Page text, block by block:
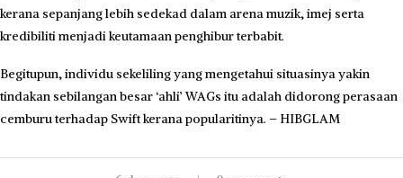
kerana sepanjang lebih sedekad dalam arena muzik, imej serta
kredibiliti menjadi keutamaan penghibur terbabit.
Begitupun, individu sekeliling yang mengetahui situasinya yakin
tindakan sebilangan besar ‘ahli’ WAGs itu adalah didorong perasaan
cemburu terhadap Swift kerana popularitinya. – HIBGLAM